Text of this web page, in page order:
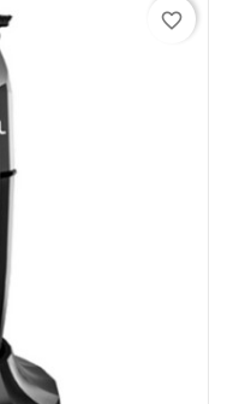
favorite_border